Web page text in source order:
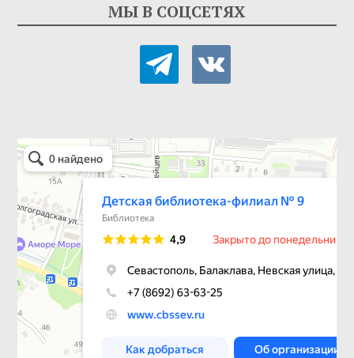
МЫ В СОЦСЕТЯХ
telegram vkontakte
Детская библиотека-филиал № 9
Библиотека в Севастополе